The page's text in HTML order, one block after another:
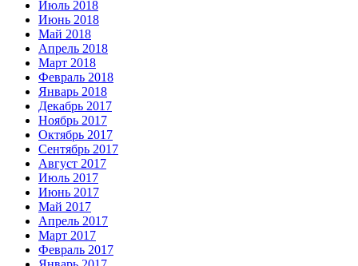
Июль 2018
Июнь 2018
Май 2018
Апрель 2018
Март 2018
Февраль 2018
Январь 2018
Декабрь 2017
Ноябрь 2017
Октябрь 2017
Сентябрь 2017
Август 2017
Июль 2017
Июнь 2017
Май 2017
Апрель 2017
Март 2017
Февраль 2017